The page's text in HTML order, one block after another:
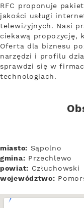
RFC proponuje
jakości usługi
telewizyjnych. Nasi
ciekawą propozycję,
Oferta dla biznesu
narzędzi i profilu
sprawdzi się w
technologiach.
miasto: Sąpolno
gmina: Przechlewo
powiat: Człuchowski
województwo: